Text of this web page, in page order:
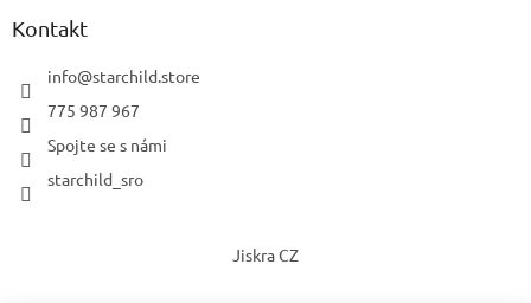
Kontakt
info@starchild.store
775 987 967
Spojte se s námi
starchild_sro
Jiskra CZ